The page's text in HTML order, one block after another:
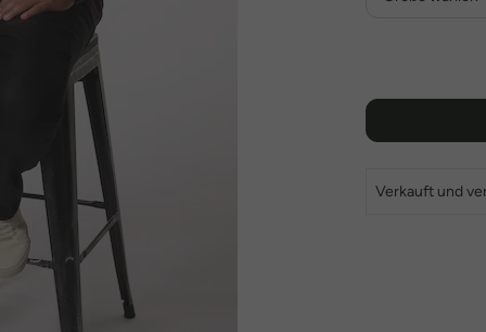
Verkauft und